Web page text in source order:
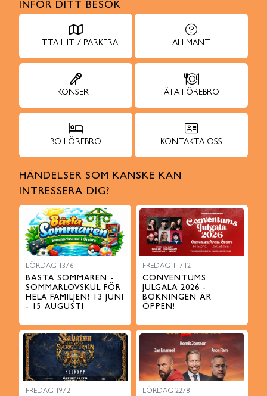
INFÖR DITT BESÖK
HITTA HIT / PARKERA ALLMÄNT
KONSERT ÄTA I ÖREBRO
BO I ÖREBRO KONTAKTA OSS
HÄNDELSER SOM KANSKE KAN
INTRESSERA DIG?
LÖRDAG 13/6
BÄSTA SOMMAREN -
SOMMARLOVSKUL FÖR
HELA FAMILJEN! 13 JUNI
- 15 AUGUSTI
FREDAG 11/12
CONVENTUMS
JULGALA 2026 -
BOKNINGEN ÄR
ÖPPEN!
FREDAG 19/2 LÖRDAG 22/8